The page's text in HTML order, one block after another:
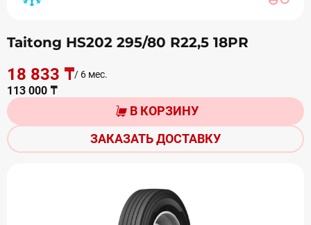
Taitong HS202 295/80 R22,5 18PR
18 833 ₸/ 6 мес.
113 000 ₸
В КОРЗИНУ
ЗАКАЗАТЬ ДОСТАВКУ